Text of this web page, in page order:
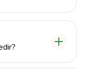
gibi dillerde